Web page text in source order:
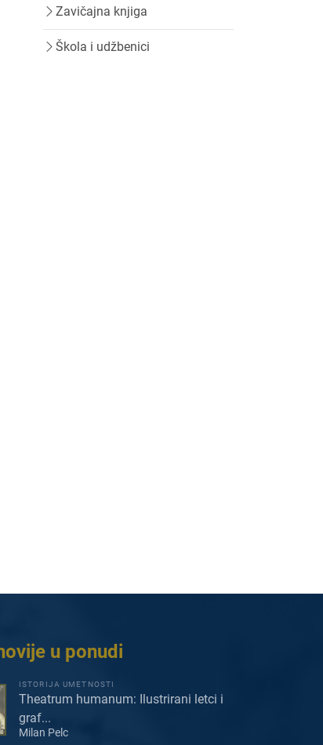
Zavičajna knjiga
Škola i udžbenici
u ponudi
ISTORIJA UMETNOSTI
Theatrum humanum: Ilustrirani letci i
graf...
Milan Pelc